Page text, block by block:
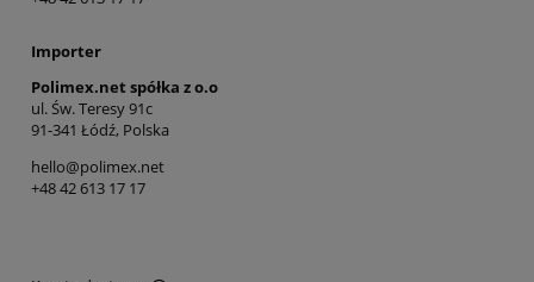
Importer
Polimex.net spółka z o.o
ul. Św. Teresy 91c
91-341 Łódź, Polska
hello@polimex.net
+48 42 613 17 17